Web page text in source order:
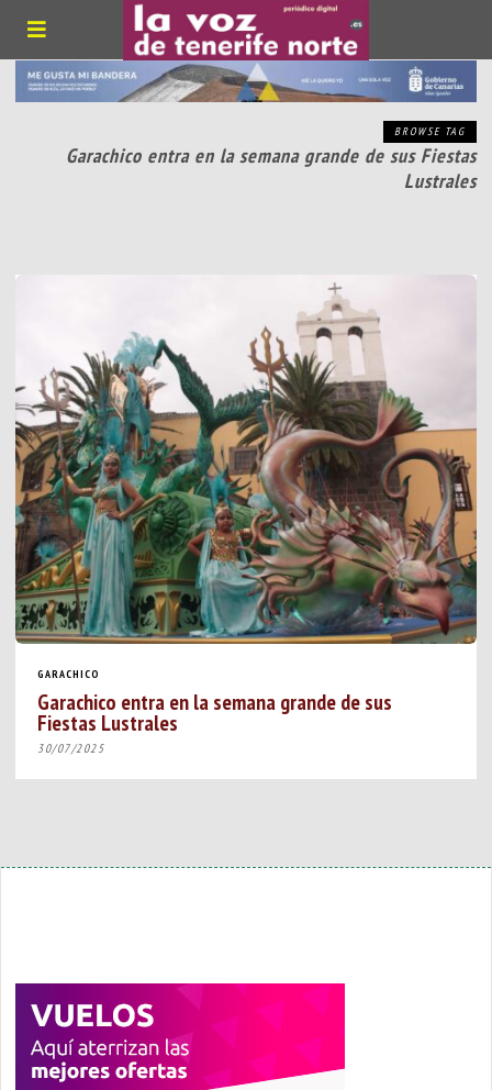
BROWSE TAG
Garachico entra en la semana grande de sus Fiestas
Lustrales
GARACHICO
Garachico entra en la semana grande de sus
Fiestas Lustrales
30/07/2025